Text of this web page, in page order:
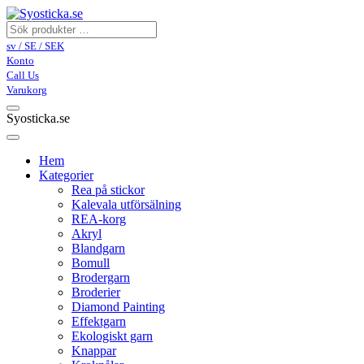
sv / SE / SEK
Konto
Call Us
Varukorg
Syosticka.se
Hem
Kategorier
Rea på stickor
Kalevala utförsälning
REA-korg
Akryl
Blandgarn
Bomull
Brodergarn
Broderier
Diamond Painting
Effektgarn
Ekologiskt garn
Knappar